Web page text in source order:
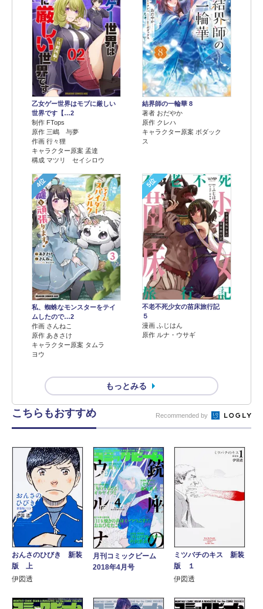
乙女ゲー世界はモブに厳しい
世界です【…2
制作 FTops
原作 三嶋 与夢
作画 行々狸
キャラクター原案 孟達
構成 マツリ セイシロウ
結界師の一輪華 8
著者 おだやか
原作 クレハ
キャラクター原案 ボダック
ス
4位
私、蜘蛛なモンスターをテイ
ムしたので…2
作画 さんねこ
原作 あきさけ
キャラクター原案 タムラ
ヨウ
5位
不老不死少女の苗床旅行記
５
漫画 ふじはん
原作 ルナ・ウサギ
もっとみる
こちらもおすすめ Recommended by
おんさのひびき 新装
版 上
伊図透
月刊コミックビーム
2018年4月号
ミツバチのキス 新装
版 １
伊図透